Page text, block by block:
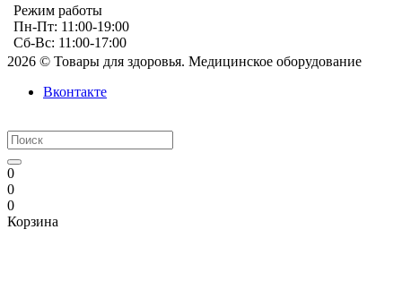
Режим работы
Пн-Пт: 11:00-19:00
Сб-Вс: 11:00-17:00
2026 © Товары для здоровья. Медицинское оборудование
Вконтакте
0
0
0
Корзина